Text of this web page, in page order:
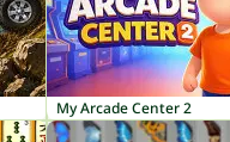
My Arcade Center 2